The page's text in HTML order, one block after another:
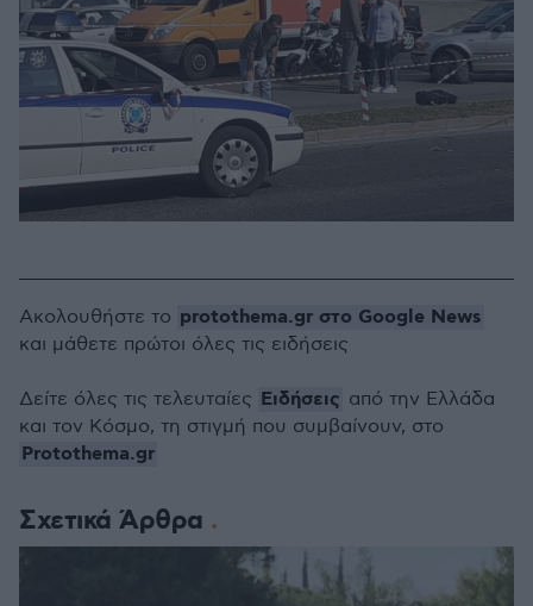
Σχετικά Άρθρα
Ακολουθήστε το protothema.gr στο Google News
και μάθετε πρώτοι όλες τις ειδήσεις
Δείτε όλες τις τελευταίες Ειδήσεις από την Ελλάδα
και τον Κόσμο, τη στιγμή που συμβαίνουν, στο
Protothema.gr